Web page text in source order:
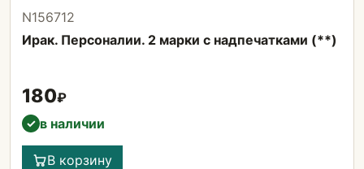
N156712
Ирак. Персоналии. 2 марки с надпечатками (**)
180₽
✓ в наличии
В корзину